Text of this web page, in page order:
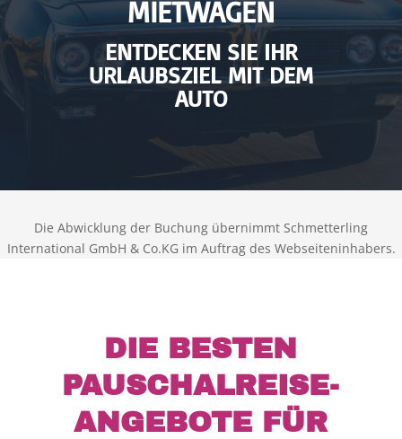
MIETWAGEN
ENTDECKEN SIE IHR
URLAUBSZIEL MIT DEM
AUTO
Die Abwicklung der Buchung übernimmt Schmetterling
International GmbH & Co.KG im Auftrag des Webseiteninhabers.
DIE BESTEN
PAUSCHALREISE-
ANGEBOTE FÜR